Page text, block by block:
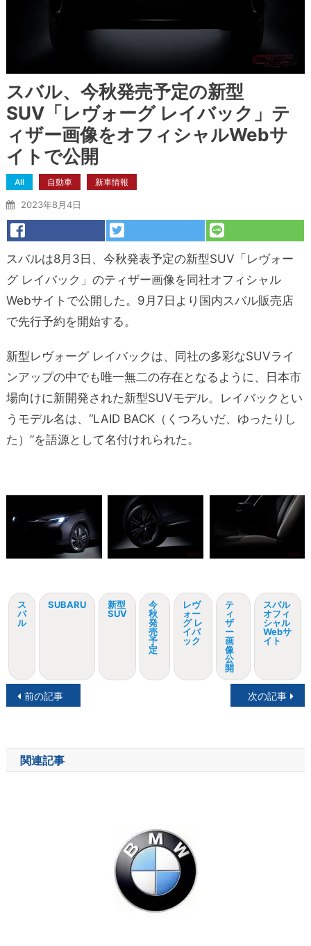
スバル、今秋発売予定の新型
SUV「レヴォーグ レイバック」テ
ィザー画像をオフィシャルWebサ
イトで公開
All 自動車 新車情報
2023年8月4日
スバルは8月3日、今秋発表予定の新型SUV「レヴォー
グ レイバック」のティザー画像を同社オフィシャル
Webサイトで公開した。9月7日より国内スバル販売店
で先行予約を開始する。
新型レヴォーグ レイバックは、同社の多彩なSUVライ
ンアップの中でも唯一無二の存在となるように、日本市
場向けに新開発された新型SUVモデル。レイバックとい
うモデル名は、“LAID BACK（くつろいだ、ゆったりし
た）”を語源として名付けれられた。
ス
バ
ル
SUBARU
新型
SUV
今
秋
発
売
予
定
レヴ
ォー
グ レ
イバ
ック
テ
ィ
ザ
ー
画
像
公
開
スバル
オフィ
シャル
Webサ
イト
投
ナ
ビ
前の記事 次の記事
関連記事